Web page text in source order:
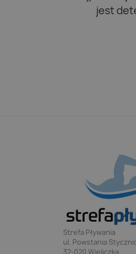
jest
Strefa Pływania
ul. Powstania
32-020 Wieliczka